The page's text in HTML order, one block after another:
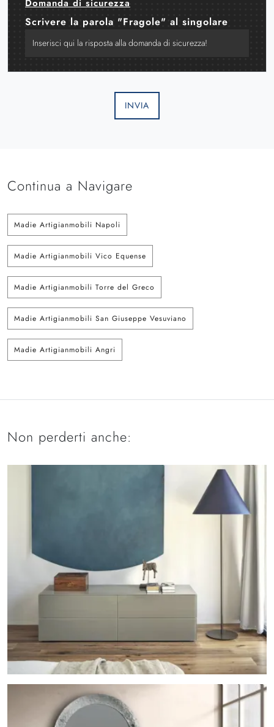
Domanda di sicurezza
Scrivere la parola "Fragole" al singolare
INVIA
Continua a Navigare
Madie Artigianmobili Napoli
Madie Artigianmobili Vico Equense
Madie Artigianmobili Torre del Greco
Madie Artigianmobili San Giuseppe Vesuviano
Madie Artigianmobili Angri
Non perderti anche: